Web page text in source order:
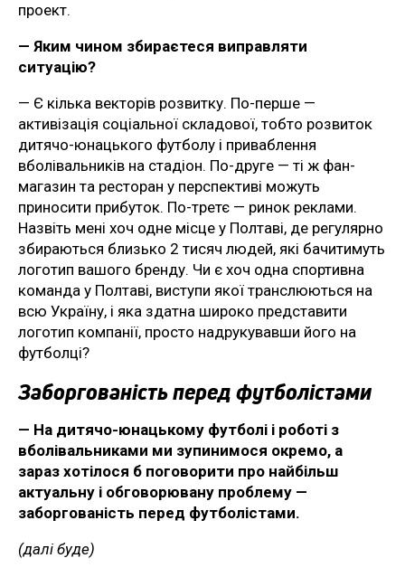
проект.
— Яким чином збираєтеся виправляти
ситуацію?
— Є кілька векторів розвитку. По-перше —
активізація соціальної складової, тобто розвиток
дитячо-юнацького футболу і приваблення
вболівальників на стадіон. По-друге — ті ж фан-
магазин та ресторан у перспективі можуть
приносити прибуток. По-третє — ринок реклами.
Назвіть мені хоч одне місце у Полтаві, де регулярно
збираються близько 2 тисяч людей, які бачитимуть
логотип вашого бренду. Чи є хоч одна спортивна
команда у Полтаві, виступи якої транслюються на
всю Україну, і яка здатна широко представити
логотип компанії, просто надрукувавши його на
футболці?
Заборгованість перед футболістами
— На дитячо-юнацькому футболі і роботі з
вболівальниками ми зупинимося окремо, а
зараз хотілося б поговорити про найбільш
актуальну і обговорювану проблему —
заборгованість перед футболістами.
(далі буде)